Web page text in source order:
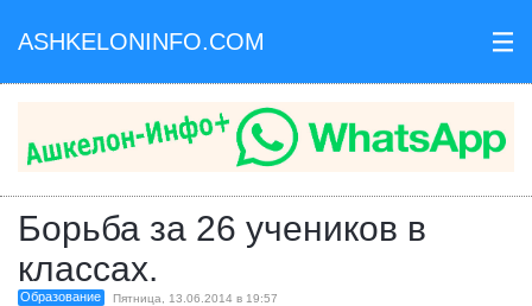
ASHKELONINFO.COM III
Борьба за 26 учеников в
классах.
Образование Пятница, 13.06.2014 в 19:57